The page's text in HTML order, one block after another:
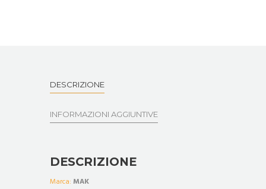
DESCRIZIONE
INFORMAZIONI AGGIUNTIVE
DESCRIZIONE
Marca: MAK